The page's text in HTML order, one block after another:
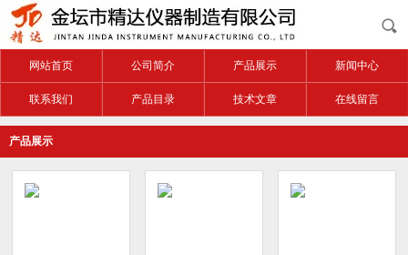
网站首页 公司简介 产品展示 新闻中心
联系我们 产品目录 技术文章 在线留言
产品展示